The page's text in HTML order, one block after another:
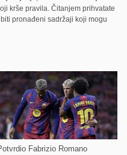
krše pravila. Čitanjem prihvatate
pronađeni sadržaji koji mogu
Fabrizio Romano